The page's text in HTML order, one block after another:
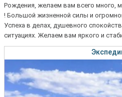
Рождения, желаем вам всего много,
! Большой жизненной силы и
Успеха в делах, душевного
ситуациях. Желаем вам яркого и